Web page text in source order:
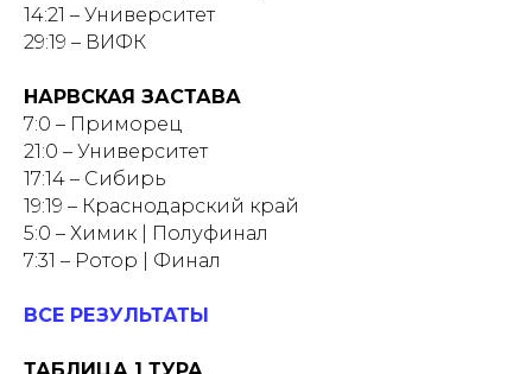
14:21 – Университет
29:19 – ВИФК
НАРВСКАЯ ЗАСТАВА
7:0 – Приморец
21:0 – Университет
17:14 – Сибирь
19:19 – Краснодарский край
5:0 – Химик | Полуфинал
7:31 – Ротор | Финал
ВСЕ РЕЗУЛЬТАТЫ